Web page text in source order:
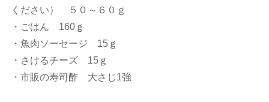
ください） ５０～６０ｇ
・ごはん 160ｇ
・魚肉ソーセージ 15ｇ
・さけるチーズ 15ｇ
・市販の寿司酢 大さじ1強